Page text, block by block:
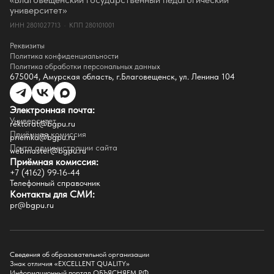
Партнёры
Документы
Контакты
Сведения о доходах
Доступная среда
Инфраструктура
Противодествие коррупции
Противодействие терроризму
Целевой капитал
Часто задаваемые вопросы
Внутренний сайт
Факультеты
Естественно-географический факультет
Историко-филологический факультет
Факультет иностранных языков
Факультет педагогики и психологии
Факультет физической культуры и спорта
Подготовительное отделение для иностранных граждан
Поступление
университет»
ИНН 2801027713 · КПП 280101001
Реквизиты
Политика конфиденциальности
Политика обработки персональных данных
675004, Амурская область, г.Благовещенск, ул. Ленина 104
Электронная почта:
Университет
rektorat@bgpu.ru
Приёмная комиссия
priemka@bgpu.ru
Почта администрации сайта
webmaster@bgpu.ru
Приёмная комиссия:
+7 (4162) 99-16-44
Телефонный справочник
Контакты для СМИ:
pr@bgpu.ru
Сведения об образовательной организации
Знак отличия «EXCELLENT QUALITY»